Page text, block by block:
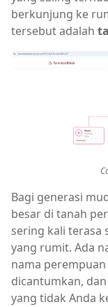
berkunjung ke
tersebut adalah
Bagi generasi
besar di tanah
sering kali terasa
yang rumit. Ada
nama
dicantumkan,
yang tidak Anda